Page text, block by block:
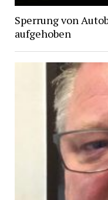
Sperrung von
aufgehoben